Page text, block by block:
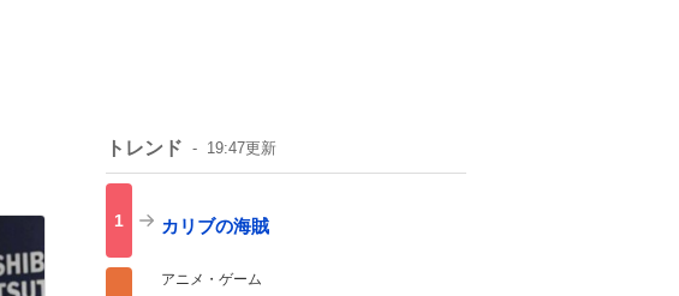
トレンド 19:47更新
1 カリブの海賊
アニメ・ゲーム